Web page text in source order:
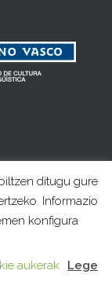
ditugu gure
Informazio
konfigura
aukerak
Lege